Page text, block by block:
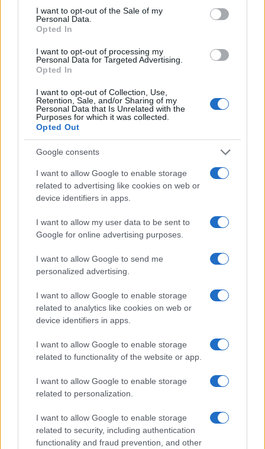
consent section.
I want to opt-out of the Sale of my
Personal Data.
Opted In
I want to opt-out of processing my
Personal Data for Targeted Advertising.
Opted In
I want to opt-out of Collection, Use,
Retention, Sale, and/or Sharing of my
Personal Data that Is Unrelated with the
Purposes for which it was collected.
Opted Out
Google consents
I want to allow Google to enable storage
related to advertising like cookies on web or
device identifiers in apps.
I want to allow my user data to be sent to
Google for online advertising purposes.
I want to allow Google to send me
personalized advertising.
I want to allow Google to enable storage
related to analytics like cookies on web or
device identifiers in apps.
I want to allow Google to enable storage
related to functionality of the website or app.
I want to allow Google to enable storage
related to personalization.
I want to allow Google to enable storage
related to security, including authentication
functionality and fraud prevention, and other
Continua a leggere
Agenda sostenibile: integra obiettivi green nella tua
settimana
SOSTENIBILITÀ